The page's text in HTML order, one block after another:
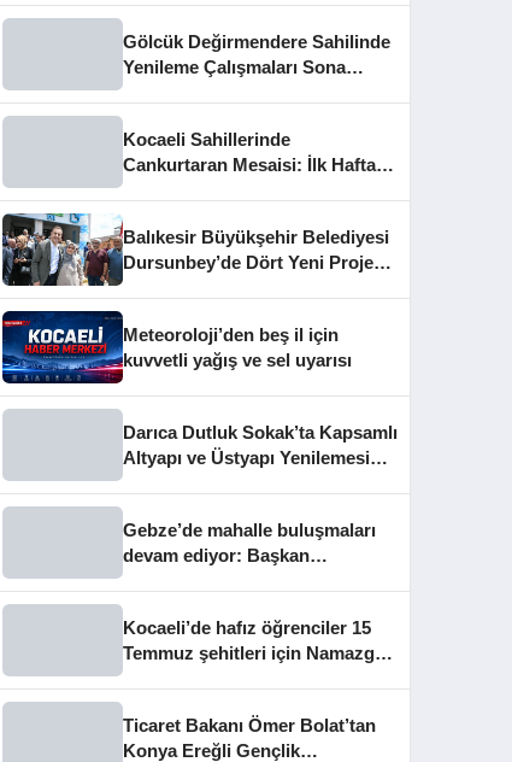
Gölcük Değirmendere Sahilinde
Yenileme Çalışmaları Sona
Kocaeli Sahillerinde
Cankurtaran Mesaisi: İlk Haftada
Balıkesir Büyükşehir Belediyesi
Dursunbey’de Dört Yeni Projeyi
Meteoroloji’den beş il için
kuvvetli yağış ve sel uyarısı
Darıca Dutluk Sokak’ta Kapsamlı
Altyapı ve Üstyapı Yenilemesi
Gebze’de mahalle buluşmaları
devam ediyor: Başkan
Kocaeli’de hafız öğrenciler 15
Temmuz şehitleri için Namazgâh
Ticaret Bakanı Ömer Bolat’tan
Konya Ereğli Gençlik